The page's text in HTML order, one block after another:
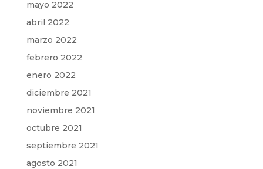
mayo 2022
abril 2022
marzo 2022
febrero 2022
enero 2022
diciembre 2021
noviembre 2021
octubre 2021
septiembre 2021
agosto 2021